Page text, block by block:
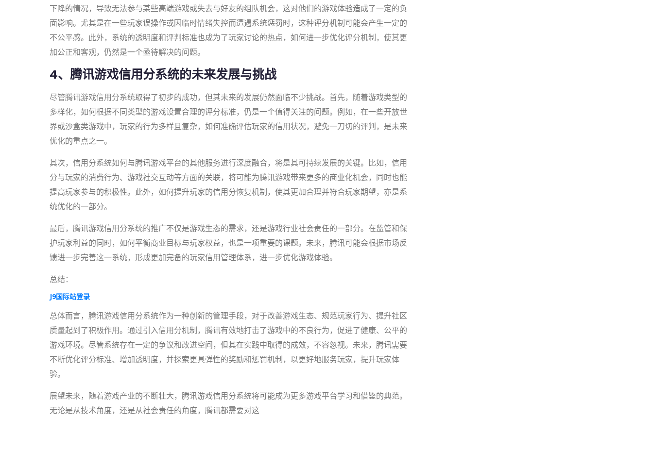
下降的情况，导致无法参与某些高端游戏或失去与好友的组队机会，这对他们的游戏体验造成了一定的负
面影响。尤其是在一些玩家误操作或因临时情绪失控而遭遇系统惩罚时，这种评分机制可能会产生一定的
不公平感。此外，系统的透明度和评判标准也成为了玩家讨论的热点，如何进一步优化评分机制，使其更
加公正和客观，仍然是一个亟待解决的问题。
4、腾讯游戏信用分系统的未来发展与挑战
尽管腾讯游戏信用分系统取得了初步的成功，但其未来的发展仍然面临不少挑战。首先，随着游戏类型的
多样化，如何根据不同类型的游戏设置合理的评分标准，仍是一个值得关注的问题。例如，在一些开放世
界或沙盒类游戏中，玩家的行为多样且复杂，如何准确评估玩家的信用状况，避免一刀切的评判，是未来
优化的重点之一。
其次，信用分系统如何与腾讯游戏平台的其他服务进行深度融合，将是其可持续发展的关键。比如，信用
分与玩家的消费行为、游戏社交互动等方面的关联，将可能为腾讯游戏带来更多的商业化机会，同时也能
提高玩家参与的积极性。此外，如何提升玩家的信用分恢复机制，使其更加合理并符合玩家期望，亦是系
统优化的一部分。
最后，腾讯游戏信用分系统的推广不仅是游戏生态的需求，还是游戏行业社会责任的一部分。在监管和保
护玩家利益的同时，如何平衡商业目标与玩家权益，也是一项重要的课题。未来，腾讯可能会根据市场反
馈进一步完善这一系统，形成更加完备的玩家信用管理体系，进一步优化游戏体验。
总结：
J9国际站登录
总体而言，腾讯游戏信用分系统作为一种创新的管理手段，对于改善游戏生态、规范玩家行为、提升社区
质量起到了积极作用。通过引入信用分机制，腾讯有效地打击了游戏中的不良行为，促进了健康、公平的
游戏环境。尽管系统存在一定的争议和改进空间，但其在实践中取得的成效，不容忽视。未来，腾讯需要
不断优化评分标准、增加透明度，并探索更具弹性的奖励和惩罚机制，以更好地服务玩家，提升玩家体
验。
展望未来，随着游戏产业的不断壮大，腾讯游戏信用分系统将可能成为更多游戏平台学习和借鉴的典范。
无论是从技术角度，还是从社会责任的角度，腾讯都需要对这